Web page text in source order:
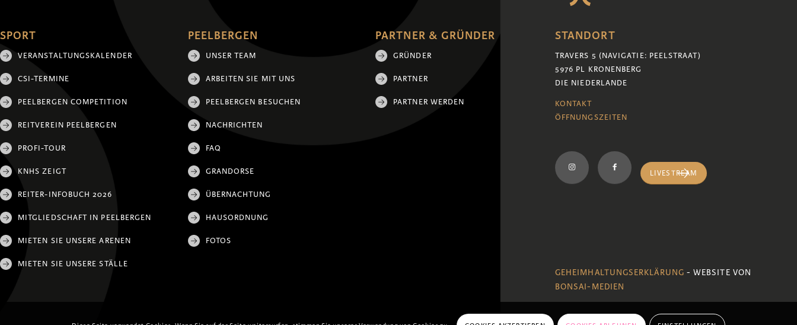
SPORT
VERANSTALTUNGSKALENDER
CSI-TERMINE
PEELBERGEN COMPETITION
REITVEREIN PEELBERGEN
PROFI-TOUR
KNHS ZEIGT
REITER-INFOBUCH 2026
MITGLIEDSCHAFT IN PEELBERGEN
MIETEN SIE UNSERE ARENEN
MIETEN SIE UNSERE STÄLLE
PEELBERGEN
UNSER TEAM
ARBEITEN SIE MIT UNS
PEELBERGEN BESUCHEN
NACHRICHTEN
FAQ
GRANDORSE
ÜBERNACHTUNG
HAUSORDNUNG
FOTOS
PARTNER & GRÜNDER
GRÜNDER
PARTNER
PARTNER WERDEN
STANDORT
TRAVERS 5 (NAVIGATIE: PEELSTRAAT)
5976 PL KRONENBERG
DIE NIEDERLANDE
KONTAKT
ÖFFNUNGSZEITEN
LIVESTREAM
GEHEIMHALTUNGSERKLÄRUNG - WEBSITE VON
BONSAI-MEDIEN